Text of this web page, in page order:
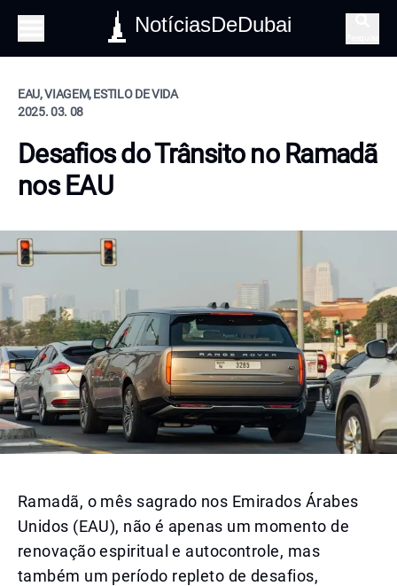
NotíciasDeDubai
EAU, VIAGEM, ESTILO DE VIDA
2025. 03. 08
Desafios do Trânsito no Ramadã
nos EAU
Ramadã, o mês sagrado nos Emirados Árabes
Unidos (EAU), não é apenas um momento de
renovação espiritual e autocontrole, mas
também um período repleto de desafios,